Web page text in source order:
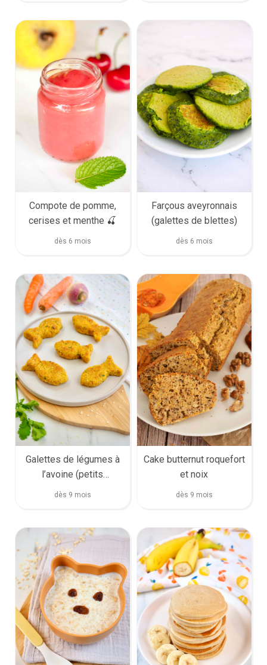
Compote de pomme,
cerises et menthe 🍒
dès 6 mois
Farçous aveyronnais
(galettes de blettes)
dès 6 mois
Galettes de légumes à
l’avoine (petits
poissons)
dès 9 mois
Cake butternut roquefort
et noix
dès 9 mois